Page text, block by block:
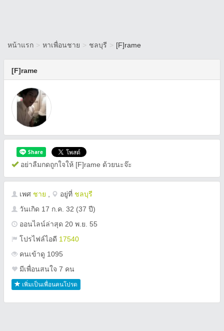
หน้าแรก > หาเพื่อนชาย > ชลบุรี > [F]rame
[F]rame
อย่าลืมกดถูกใจให้ [F]rame ด้วยนะจ๊ะ
เพศ ชาย อยู่ที่ ชลบุรี
วันเกิด 17 ก.ค. 32 (37 ปี)
ออนไลน์ล่าสุด 20 พ.ย. 55
โปรไฟล์ไอดี 17540
คนเข้าดู 1095
มีเพื่อนสนใจ 7 คน
เพิ่มเป็นเพื่อนคนโปรด